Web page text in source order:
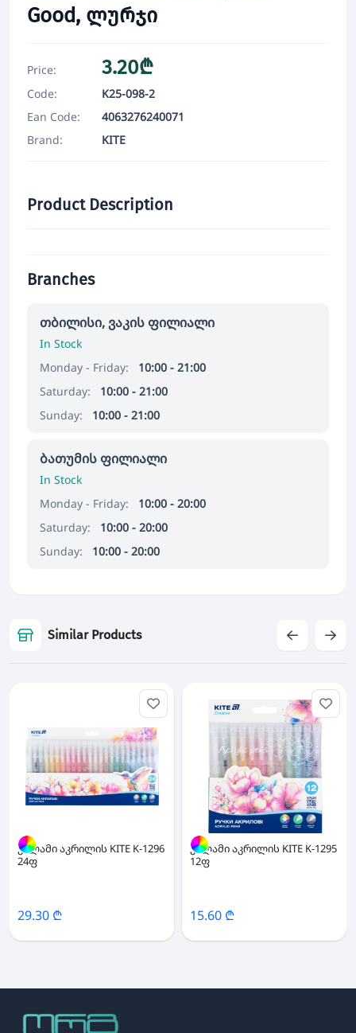
Good, ლურჯი
Price: 3.20₾
Code:
K25-098-2
Ean Code:
4063276240071
Brand:
KITE
Product Description
Branches
თბილისი, ვაკის ფილიალი
In Stock
Monday - Friday:
10:00 - 21:00
Saturday:
10:00 - 21:00
Sunday:
10:00 - 21:00
ბათუმის ფილიალი
In Stock
Monday - Friday:
10:00 - 20:00
Saturday:
10:00 - 20:00
Sunday:
10:00 - 20:00
Similar Products
კალამი აკრილის KITE K-1296
24ფ
29.30 ₾
კალამი აკრილის KITE K-1295
12ფ
15.60 ₾